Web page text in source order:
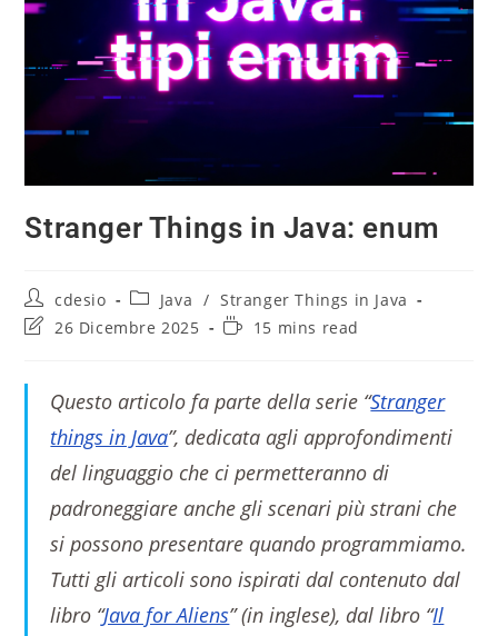
Stranger Things in Java: enum
cdesio Java / Stranger Things in Java
26 Dicembre 2025
15 mins read
Questo articolo fa parte della serie “Stranger
things in Java”, dedicata agli approfondimenti
del linguaggio che ci permetteranno di
padroneggiare anche gli scenari più strani che
si possono presentare quando programmiamo.
Tutti gli articoli sono ispirati dal contenuto dal
libro “Java for Aliens” (in inglese), dal libro “Il